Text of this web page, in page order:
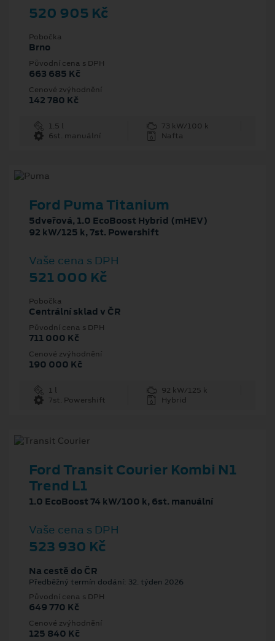
520 905 Kč
Pobočka
Brno
Původní cena s DPH
663 685 Kč
Cenové zvýhodnění
142 780 Kč
1.5 l
73 kW/100 k
6st. manuální
Nafta
Ford Puma Titanium
5dveřová, 1.0 EcoBoost Hybrid (mHEV)
92 kW/125 k, 7st. Powershift
Vaše cena s DPH
521 000 Kč
Pobočka
Centrální sklad v ČR
Původní cena s DPH
711 000 Kč
Cenové zvýhodnění
190 000 Kč
1 l
92 kW/125 k
7st. Powershift
Hybrid
Ford Transit Courier Kombi N1
Trend L1
1.0 EcoBoost 74 kW/100 k, 6st. manuální
Vaše cena s DPH
523 930 Kč
Na cestě do ČR
Předběžný termín dodání: 32. týden 2026
Původní cena s DPH
649 770 Kč
Cenové zvýhodnění
125 840 Kč